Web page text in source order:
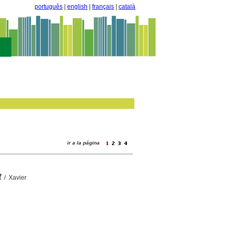
português english français català
ir a la página
/ Xavier